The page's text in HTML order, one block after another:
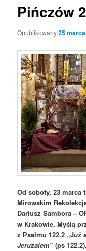
Pińczów
Opublikowany25
Od soboty, 23 marca
Mirowskim
Dariusz Sambora –
w Krakowie. Myślą
z Psalmu 122.2 „Już
Jeruzalem” (ps